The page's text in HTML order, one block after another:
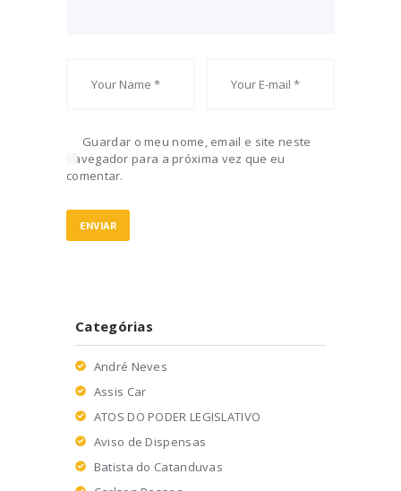
Guardar o meu nome, email e site neste
navegador para a próxima vez que eu
comentar.
Categórias
André Neves
Assis Car
ATOS DO PODER LEGISLATIVO
Aviso de Dispensas
Batista do Catanduvas